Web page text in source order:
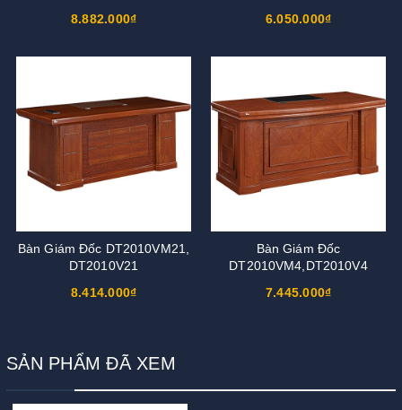
8.882.000₫
6.050.000₫
Bàn Giám Đốc DT2010VM21,
DT2010V21
8.414.000₫
Bàn Giám Đốc
DT2010VM4,DT2010V4
7.445.000₫
SẢN PHẨM ĐÃ XEM